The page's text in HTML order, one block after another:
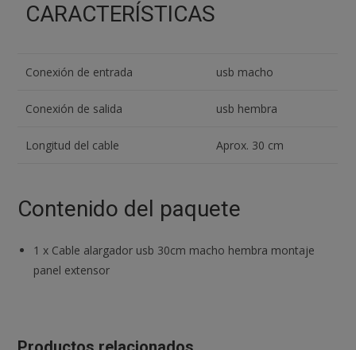
CARACTERÍSTICAS
Conexión de entrada usb macho
Conexión de salida usb hembra
Longitud del cable Aprox. 30 cm
Contenido del paquete
1 x Cable alargador usb 30cm macho hembra montaje
panel extensor